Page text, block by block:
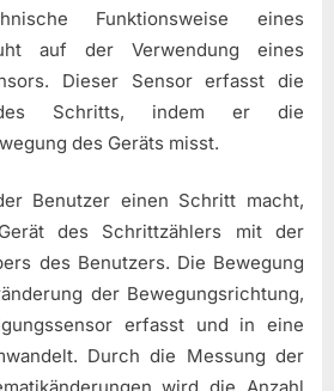
Funktionsweise eines
auf der Verwendung eines
Dieser Sensor erfasst die
des Schritts, indem er die
des Geräts misst.
Benutzer einen Schritt macht,
des Schrittzählers mit der
des Benutzers. Die Bewegung
der Bewegungsrichtung,
erfasst und in eine
Durch die Messung der